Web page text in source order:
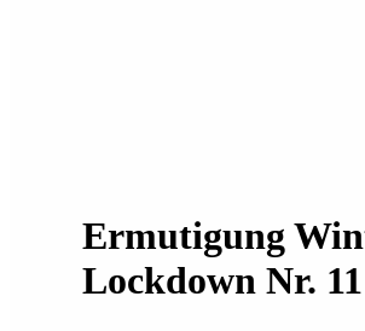
Ermutigung
Lockdown Nr. 11